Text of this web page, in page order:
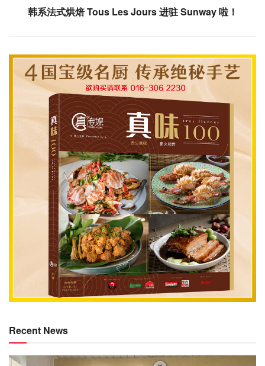
韩系法式烘焙 Tous Les Jours 进驻 Sunway 啦！
Recent News